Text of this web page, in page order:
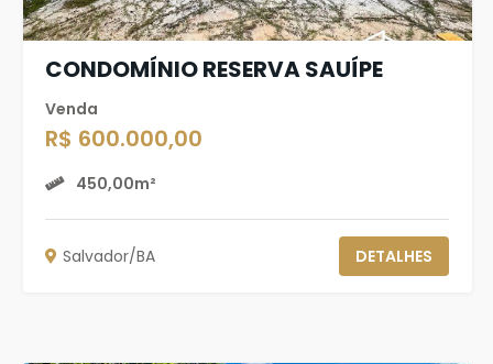
CONDOMÍNIO RESERVA SAUÍPE
Venda
R$ 600.000,00
450,00m²
Salvador/BA DETALHES